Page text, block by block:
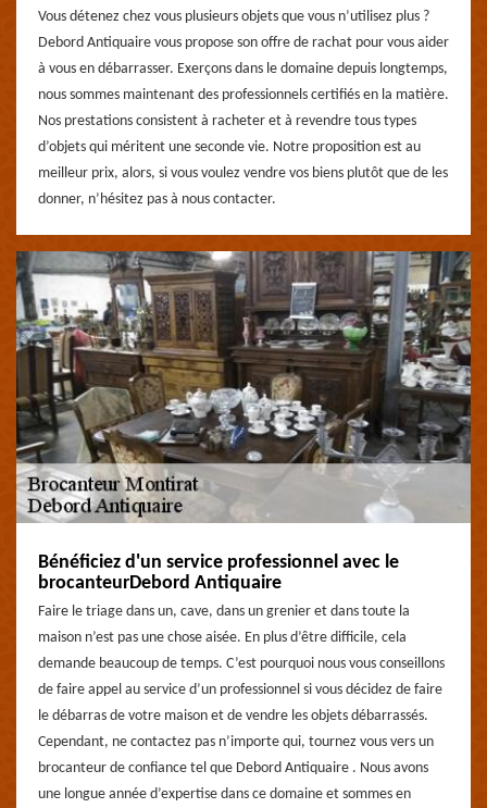
Vous détenez chez vous plusieurs objets que vous n’utilisez plus ?
Debord Antiquaire vous propose son offre de rachat pour vous aider
à vous en débarrasser. Exerçons dans le domaine depuis longtemps,
nous sommes maintenant des professionnels certifiés en la matière.
Nos prestations consistent à racheter et à revendre tous types
d’objets qui méritent une seconde vie. Notre proposition est au
meilleur prix, alors, si vous voulez vendre vos biens plutôt que de les
donner, n’hésitez pas à nous contacter.
Bénéficiez d'un service professionnel avec le
brocanteurDebord Antiquaire
Faire le triage dans un, cave, dans un grenier et dans toute la
maison n’est pas une chose aisée. En plus d’être difficile, cela
demande beaucoup de temps. C’est pourquoi nous vous conseillons
de faire appel au service d’un professionnel si vous décidez de faire
le débarras de votre maison et de vendre les objets débarrassés.
Cependant, ne contactez pas n’importe qui, tournez vous vers un
brocanteur de confiance tel que Debord Antiquaire . Nous avons
une longue année d’expertise dans ce domaine et sommes en